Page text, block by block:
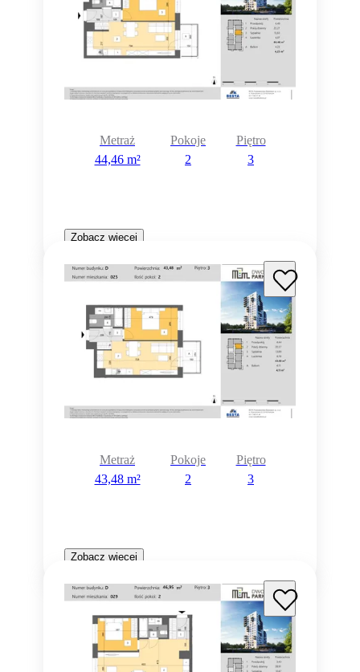
Metraż
44,46 m²
Pokoje
2
Piętro
3
Zobacz więcej
Metraż
43,48 m²
Pokoje
2
Piętro
3
Zobacz więcej